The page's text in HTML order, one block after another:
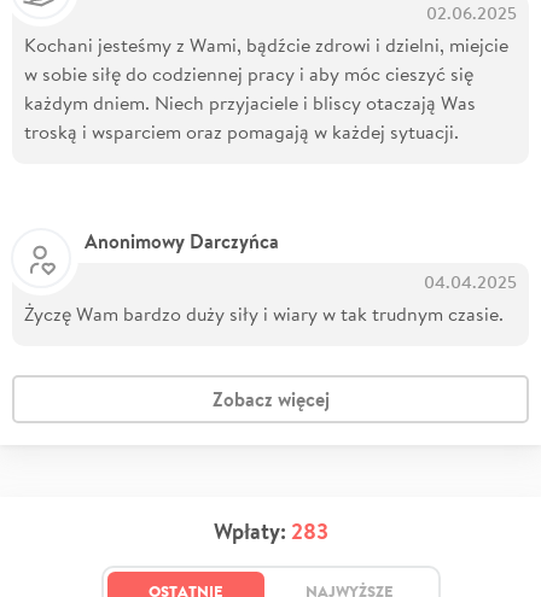
02.06.2025
Kochani jesteśmy z Wami, bądźcie zdrowi i dzielni, miejcie
w sobie siłę do codziennej pracy i aby móc cieszyć się
każdym dniem. Niech przyjaciele i bliscy otaczają Was
troską i wsparciem oraz pomagają w każdej sytuacji.
Anonimowy Darczyńca
04.04.2025
Życzę Wam bardzo duży siły i wiary w tak trudnym czasie.
Zobacz więcej
Wpłaty: 283
OSTATNIE NAJWYŻSZE